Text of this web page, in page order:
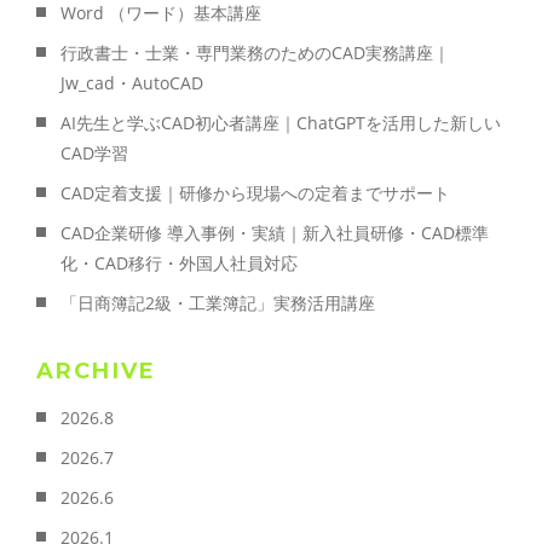
Word （ワード）基本講座
行政書士・士業・専門業務のためのCAD実務講座｜
Jw_cad・AutoCAD
AI先生と学ぶCAD初心者講座｜ChatGPTを活用した新しい
CAD学習
CAD定着支援｜研修から現場への定着までサポート
CAD企業研修 導入事例・実績｜新入社員研修・CAD標準
化・CAD移行・外国人社員対応
「日商簿記2級・工業簿記」実務活用講座
ARCHIVE
2026.8
2026.7
2026.6
2026.1